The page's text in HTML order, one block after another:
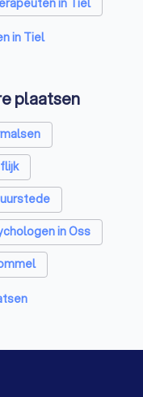
Tiel
in Tiel
plaatsen
in Oss